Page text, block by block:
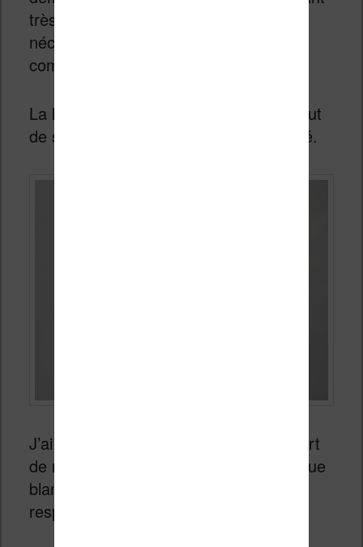
très simple d’usage, il n’est pas
nécessaire de proposer un manuel
complet.
La liseuse tient bien en main et on a tout
de suite une belle impression de qualité.
J’ai choisi le modèle blanc, car la plupart
de mes liseuses sont noires. Le plastique
blanc est très agréable au touché et
respire la qualité.